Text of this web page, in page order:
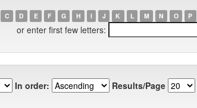
C D E F G H I J K L M N O P
or enter first few letters:
In order: Results/Page